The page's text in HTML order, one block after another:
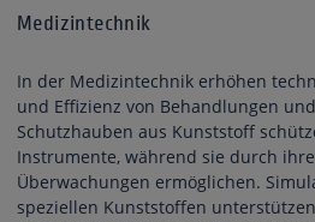
Medizintechnik
In der Medizintechnik erhöhen
und Effizienz von Behandlungen
Schutzhauben aus Kunststoff
Instrumente, während sie durch
Überwachungen ermöglichen.
speziellen Kunststoffen